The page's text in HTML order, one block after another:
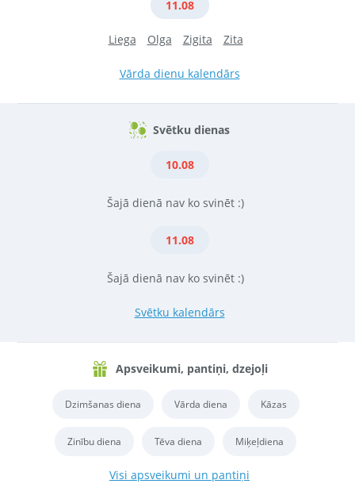
11.08
Liega Olga Zigita Zita
Vārda dienu kalendārs
Svētku dienas
10.08
Šajā dienā nav ko svinēt :)
11.08
Šajā dienā nav ko svinēt :)
Svētku kalendārs
Apsveikumi, pantiņi, dzejoļi
Dzimšanas diena Vārda diena Kāzas
Zinību diena Tēva diena Miķeļdiena
Visi apsveikumi un pantiņi